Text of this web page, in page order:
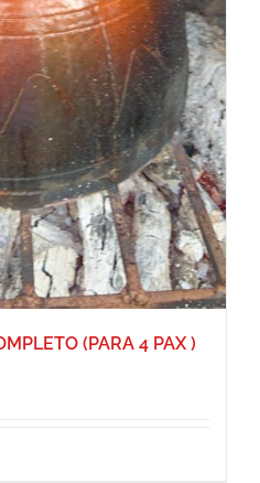
(PARA 4 PAX )